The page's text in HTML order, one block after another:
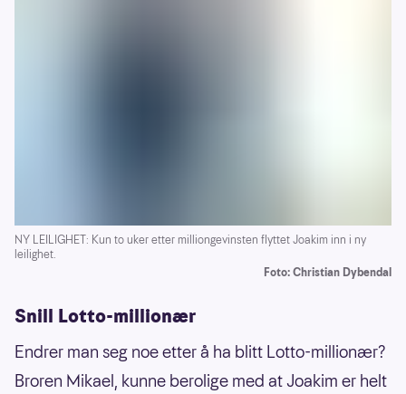
NY LEILIGHET: Kun to uker etter milliongevinsten flyttet Joakim inn i ny
leilighet.
Foto: Christian Dybendal
Snill Lotto-millionær
Endrer man seg noe etter å ha blitt Lotto-millionær?
Broren Mikael, kunne berolige med at Joakim er helt